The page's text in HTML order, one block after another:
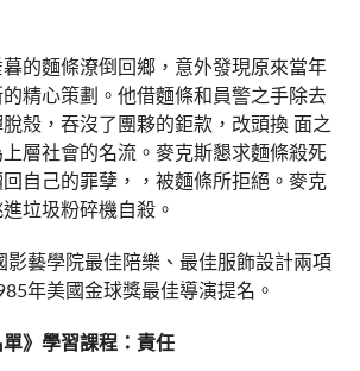
的麵條潦倒回鄉，意外發現原來當年
精心策劃。他借麵條和員警之手除去
殼，吞沒了團夥的鉅款，改頭換 面之
層社會的名流。麥克斯懇求麵條殺死
自己的罪孽，，被麵條所拒絕。麥克
垃圾粉碎機自殺。
影藝學院最佳陪樂、最佳服飾設計兩項
年美國金球獎最佳導演提名。
》學習課程：責任